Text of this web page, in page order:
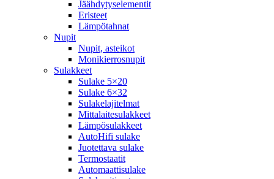
Jäähdytyselementit
Eristeet
Lämpötahnat
Nupit
Nupit, asteikot
Monikierrosnupit
Sulakkeet
Sulake 5×20
Sulake 6×32
Sulakelajitelmat
Mittalaitesulakkeet
Lämpösulakkeet
AutoHifi sulake
Juotettava sulake
Termostaatit
Automaattisulake